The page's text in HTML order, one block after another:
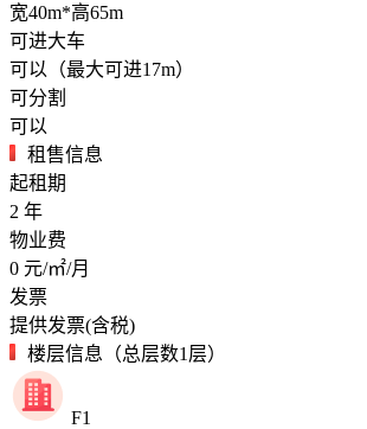
宽40m*高65m
可进大车
可以（最大可进17m）
可分割
可以
租售信息
起租期
2 年
物业费
0 元/㎡/月
发票
提供发票(含税)
楼层信息（总层数1层）
F1